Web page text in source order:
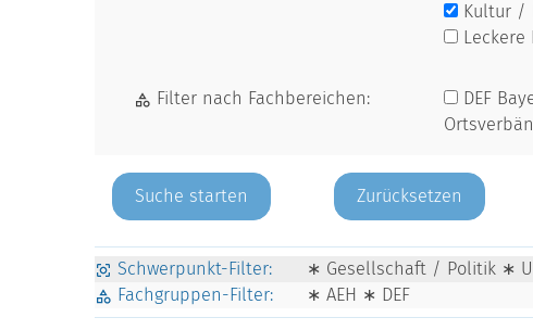
Kultur /
Leckere
Filter nach Fachbereichen:
DEF
Zurücksetzen
Schwerpunkt-Filter:
∗ Gesellschaft / Politik ∗
Fachgruppen-Filter:
∗ AEH ∗ DEF